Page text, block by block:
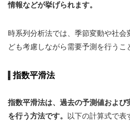
情報などが挙げられます。
時系列分析法では、季節変動や社会
ども考慮しながら需要予測を行うこ
指数平滑法
指数平滑法は、過去の予測値および
を行う方法です。
以下の計算式で表